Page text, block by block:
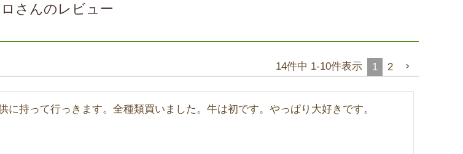
さんのレビュー
14件中 1-10件表示 1 2
に持って行っきます。全種類買いました。牛は初です。やっぱり大好きです。